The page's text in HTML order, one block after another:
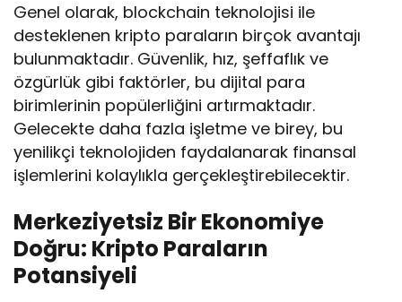
Genel olarak, blockchain teknolojisi ile
desteklenen kripto paraların birçok avantajı
bulunmaktadır. Güvenlik, hız, şeffaflık ve
özgürlük gibi faktörler, bu dijital para
birimlerinin popülerliğini artırmaktadır.
Gelecekte daha fazla işletme ve birey, bu
yenilikçi teknolojiden faydalanarak finansal
işlemlerini kolaylıkla gerçekleştirebilecektir.
Merkeziyetsiz Bir Ekonomiye
Doğru: Kripto Paraların
Potansiyeli